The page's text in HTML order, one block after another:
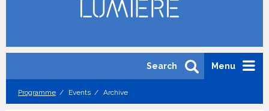
Menu
Search
Programme Events Archive